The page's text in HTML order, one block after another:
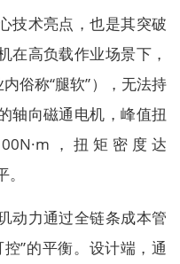
技术亮点，也是其突破
在高负载作业场景下，
俗称“腿软”），无法持
轴向磁通电机，峰值扭
，扭矩密度达
动力通过全链条成本管
”的平衡。设计端，通